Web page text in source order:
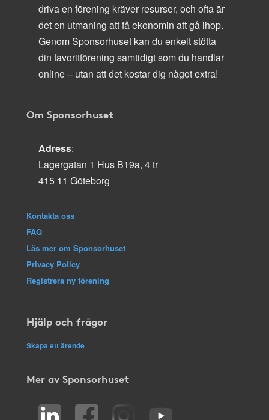
driva en förening kräver resurser, och ofta är
det en utmaning att få ekonomin att gå ihop.
Genom Sponsorhuset kan du enkelt stötta
din favoritförening samtidigt som du handlar
online – utan att det kostar dig något extra!
Om Sponsorhuset
Adress:
Lagergatan 1 Hus B19a, 4 tr
415 11 Göteborg
Kontakta oss
FAQ
Läs mer om Sponsorhuset
Privacy Policy
Registrera ny förening
Hjälp och frågor
Skapa ett ärende
Mer av Sponsorhuset